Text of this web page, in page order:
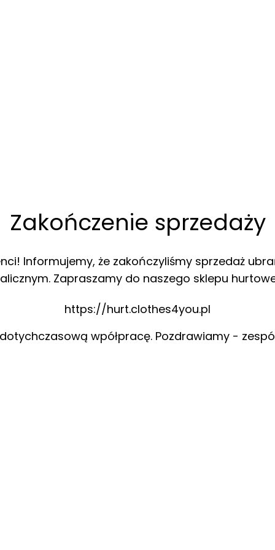
Zakończenie sprzedaży
Informujemy, że zakończyliśmy sprzedaż
Zapraszamy do naszego sklepu
https://hurt.clothes4you.pl
wpółpracę. Pozdrawiamy -